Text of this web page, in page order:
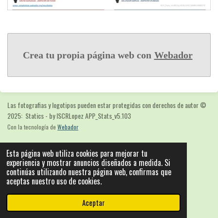
Esta página web utiliza cookies para mejorar tu
experiencia y mostrar anuncios diseñados a medida. Si
continúas utilizando nuestra página web, confirmas que
aceptas nuestro uso de cookies.
Aceptar
Crea tu propia página web con Webador
Las fotografias y logotipos pueden estar protegidas con derechos de autor©
2025: Statics - by ISCRLopez APP_Stats_v5.103
Con la tecnología de Webador